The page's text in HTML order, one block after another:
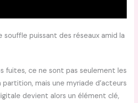
souffle puissant des réseaux amid la
fuites, ce ne sont pas seulement les
mais une myriade d’acteurs
devient alors un élément clé,